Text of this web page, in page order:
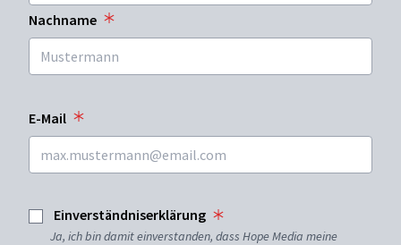
Nachname
E-Mail
Einverständniserklärung
Ja, ich bin damit einverstanden, dass Hope Media meine